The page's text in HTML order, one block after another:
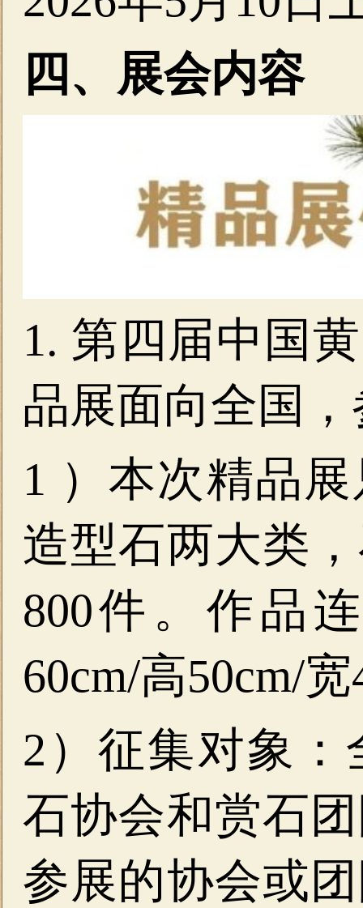
四、展会内容
1. 第四届中国
品展面向全国
1 ）本次精品
造型石两大类
800件。作品
60cm/高50cm/
2）征集对象
石协会和赏石
参展的协会或